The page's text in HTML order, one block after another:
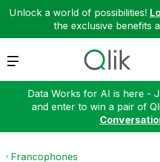
Unlock a world of possibilities!
the exclusive benefits
Expand
Data Works for AI is here -
and enter to win a pair of
Francophones